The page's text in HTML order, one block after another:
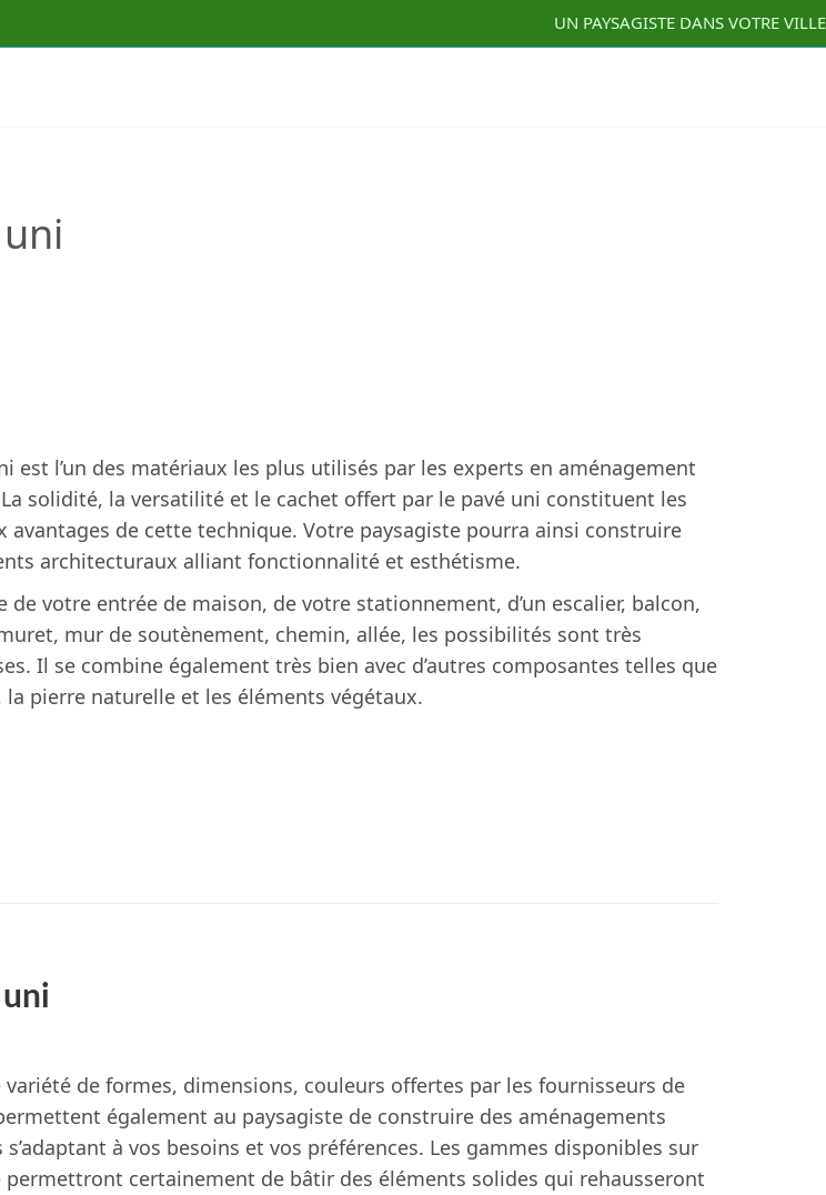
UN PAYSAGISTE DANS VOTRE VILLE
est l’un des matériaux les plus utilisés par les experts en aménagement
La solidité, la versatilité et le cachet offert par le pavé uni constituent les
avantages de cette technique. Votre paysagiste pourra ainsi construire
architecturaux alliant fonctionnalité et esthétisme.
de votre entrée de maison, de votre stationnement, d’un escalier, balcon,
mur de soutènement, chemin, allée, les possibilités sont très
Il se combine également très bien avec d’autres composantes telles que
la pierre naturelle et les éléments végétaux.
variété de formes, dimensions, couleurs offertes par les fournisseurs de
également au paysagiste de construire des aménagements
à vos besoins et vos préférences. Les gammes disponibles sur
permettront certainement de bâtir des éléments solides qui rehausseront